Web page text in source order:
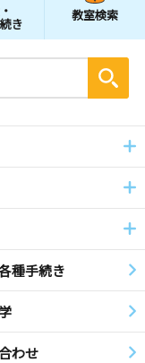
き
教室検索
種手続き
わせ